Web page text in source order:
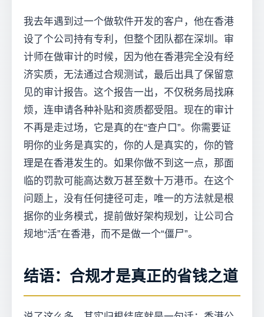
我去年遇到过一个做软件开发的客户，他在香港
设了个公司持有专利，但整个团队都在深圳。审
计师在做审计的时候，因为他在香港完全没有经
济实质，无法通过合规测试，最后出具了保留意
见的审计报告。这个报告一出，不仅税务局找麻
烦，连申请各种补贴和资质都受阻。现在的审计
不再是走过场，它是真的在“查户口”。你需要证
明你的业务是真实的，你的人是真实的，你的管
理是在香港发生的。如果你做不到这一点，那面
临的罚款可能高达数万甚至数十万港币。在这个
问题上，没有任何捷径可走，唯一的方法就是根
据你的业务模式，提前做好架构规划，让公司合
规地“活”在香港，而不是做一个“僵尸”。
结语：合规才是真正的省钱之道